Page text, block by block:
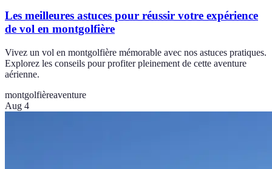
Les meilleures astuces pour réussir votre expérience
de vol en montgolfière
Vivez un vol en montgolfière mémorable avec nos astuces pratiques.
Explorez les conseils pour profiter pleinement de cette aventure
aérienne.
montgolfièreaventure
Aug 4